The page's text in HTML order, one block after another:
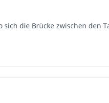
die Brücke zwischen